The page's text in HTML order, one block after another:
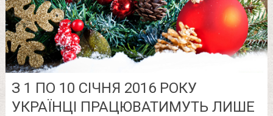
З 1 ПО 10 СІЧНЯ 2016 РОКУ
УКРАЇНЦІ ПРАЦЮВАТИМУТЬ ЛИШЕ